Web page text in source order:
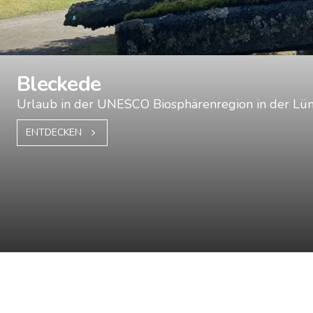
Bleckede
Urlaub in der UNESCO Biosphärenregion in der
ENTDECKEN